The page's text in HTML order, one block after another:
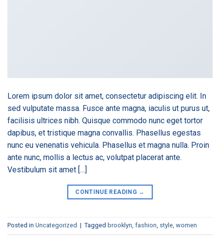
Lorem ipsum dolor sit amet, consectetur adipiscing elit. In
sed vulputate massa. Fusce ante magna, iaculis ut purus ut,
facilisis ultrices nibh. Quisque commodo nunc eget tortor
dapibus, et tristique magna convallis. Phasellus egestas
nunc eu venenatis vehicula. Phasellus et magna nulla. Proin
ante nunc, mollis a lectus ac, volutpat placerat ante.
Vestibulum sit amet […]
CONTINUE READING →
Posted in Uncategorized | Tagged brooklyn, fashion, style, women